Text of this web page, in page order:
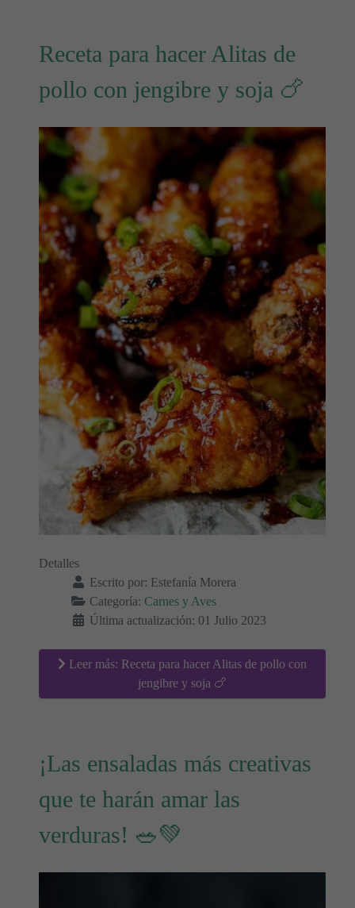
Receta para hacer Alitas de
pollo con jengibre y soja 🍗
Detalles
Escrito por: Estefanía Morera
Categoría: Carnes y Aves
Última actualización: 01 Julio 2023
Leer más: Receta para hacer Alitas de pollo con
jengibre y soja 🍗
¡Las ensaladas más creativas
que te harán amar las
verduras! 🥗💚